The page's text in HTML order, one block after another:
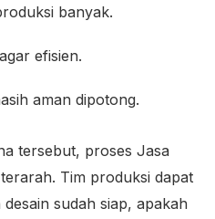
banyak.
efisien.
aman dipotong.
tersebut, proses Jasa
Tim produksi dapat
sudah siap, apakah